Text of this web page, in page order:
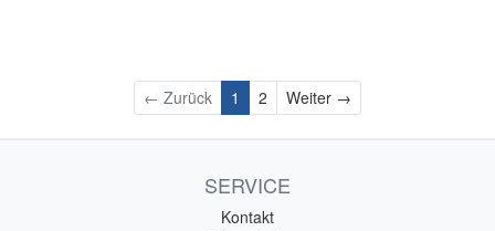
← Zurück 1 2 Weiter →
SERVICE
Kontakt